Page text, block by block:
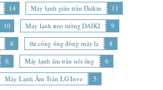
14 Máy lạnh giấu trần Daikin
11
10 Máy lạnh treo tường DAIKI
9
8 thi công ống đồng máy lạ
8
6 Máy lạnh âm trần nối ống
6
Máy Lạnh Âm Trần LG Inve
5